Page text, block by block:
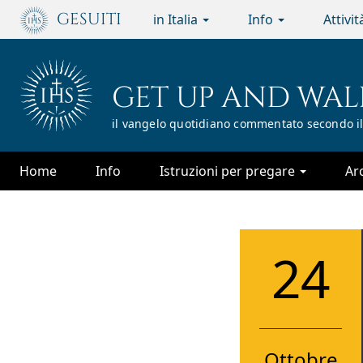
Passa
principale
GESUITI in Italia Info
GET UP AND
il vangelo quotidiano commentato
Home Info Istruzioni per pregare
24